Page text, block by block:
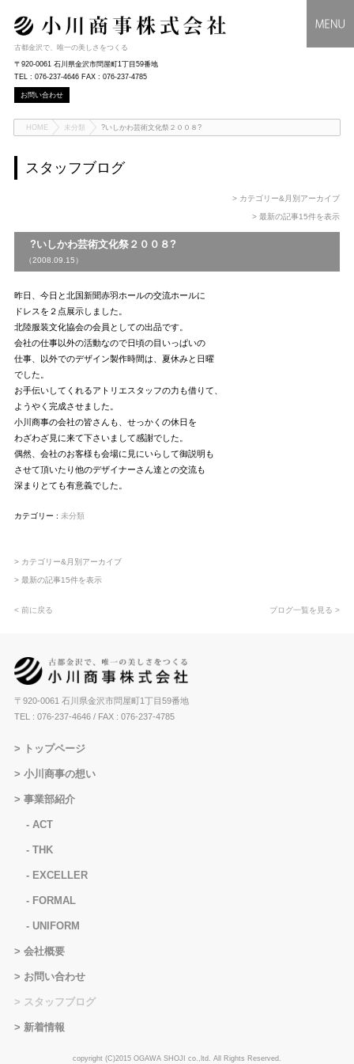
古都金沢で、唯一の美しさをつくる
〒920-0061 石川県金沢市問屋町1丁目59番地
TEL : 076-237-4646 FAX : 076-237-4785
お問い合わせ
HOME 未分類 ?いしかわ芸術文化祭２００８?
スタッフブログ
> カテゴリー&月別アーカイブ
> 最新の記事15件を表示
?いしかわ芸術文化祭２００８?
（2008.09.15）
昨日、今日と北国新聞赤羽ホールの交流ホールに
ドレスを２点展示しました。
北陸服装文化協会の会員としての出品です。
会社の仕事以外の活動なので日頃の目いっぱいの
仕事、以外でのデザイン製作時間は、夏休みと日曜
でした。
お手伝いしてくれるアトリエスタッフの力も借りて、
ようやく完成させました。
小川商事の会社の皆さんも、せっかくの休日を
わざわざ見に来て下さいまして感謝でした。
偶然、会社のお客様も会場に見にいらして御説明も
させて頂いたり他のデザイナーさん達との交流も
深まりとても有意義でした。
カテゴリー : 未分類
> カテゴリー&月別アーカイブ
> 最新の記事15件を表示
< 前に戻る ブログ一覧を見る >
〒920-0061 石川県金沢市問屋町1丁目59番地
TEL : 076-237-4646/ FAX : 076-237-4785
トップページ
小川商事の想い
事業部紹介
ACT
THK
EXCELLER
FORMAL
UNIFORM
会社概要
お問い合わせ
スタッフブログ
新着情報
copyright (C)2015 OGAWA SHOJI co.,ltd. All Rights Reserved.